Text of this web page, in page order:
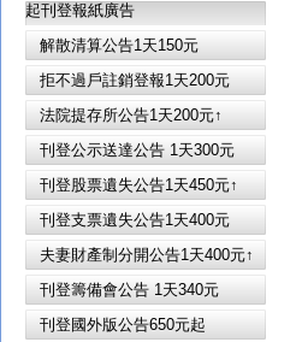
起刊登報紙廣告
解散清算公告1天150元
拒不過戶註銷登報1天200元
法院提存所公告1天200元↑
刊登公示送達公告 1天300元
刊登股票遺失公告1天450元↑
刊登支票遺失公告1天400元
夫妻財產制分開公告1天400元↑
刊登籌備會公告 1天340元
刊登國外版公告650元起